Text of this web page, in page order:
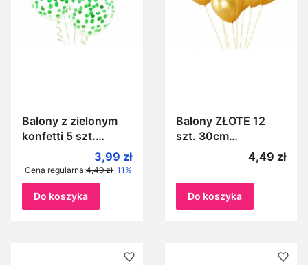
Balony z zielonym
konfetti 5 szt.
zestaw balonów z
zielonymi kółkami
zielone konfetti
Cena promocyjna
3,99 zł
Cena regularna:4,49 zł-11%
Do koszyka
Balony ZŁOTE 12
szt. 30cm
metalizowane 12 cali
balonów złotych
metalizowanych
Cena
4,49 zł
Do koszyka